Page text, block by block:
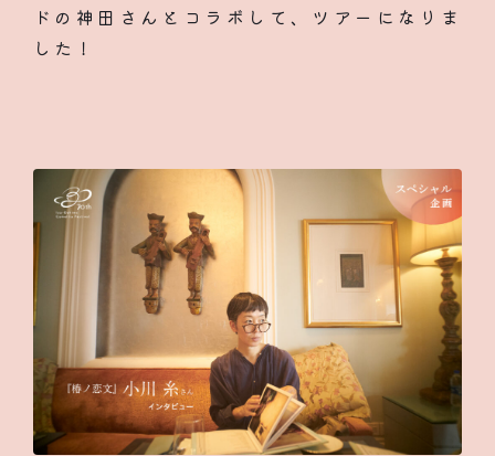
ドの神田さんとコラボして、ツアーになりま
した！